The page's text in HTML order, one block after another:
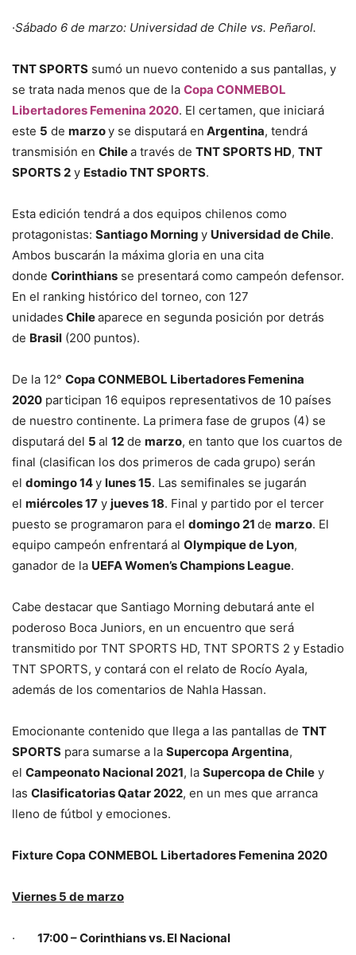
·Sábado 6 de marzo: Universidad de Chile vs. Peñarol.
TNT SPORTS sumó un nuevo contenido a sus pantallas, y
se trata nada menos que de la Copa CONMEBOL
Libertadores Femenina 2020. El certamen, que iniciará
este 5 de marzoy se disputará en Argentina, tendrá
transmisión en Chilea través de TNT SPORTS HD, TNT
SPORTS 2 y Estadio TNT SPORTS.
Esta edición tendrá a dos equipos chilenos como
protagonistas: Santiago Morning y Universidad de Chile.
Ambos buscarán la máxima gloria en una cita
donde Corinthians se presentará como campeón defensor.
En el ranking histórico del torneo, con 127
unidades Chileaparece en segunda posición por detrás
de Brasil (200 puntos).
De la 12° Copa CONMEBOL Libertadores Femenina
2020 participan 16 equipos representativos de 10 países
de nuestro continente. La primera fase de grupos (4) se
disputará del 5 al 12 de marzo, en tanto que los cuartos de
final (clasifican los dos primeros de cada grupo) serán
el domingo 14y lunes 15. Las semifinales se jugarán
el miércoles 17 y jueves 18. Final y partido por el tercer
puesto se programaron para el domingo 21 de marzo. El
equipo campeón enfrentará al Olympique de Lyon,
ganador de la UEFA Women’s Champions League.
Cabe destacar que Santiago Morning debutará ante el
poderoso Boca Juniors, en un encuentro que será
transmitido por TNT SPORTS HD, TNT SPORTS 2 y Estadio
TNT SPORTS, y contará con el relato de Rocío Ayala,
además de los comentarios de Nahla Hassan.
Emocionante contenido que llega a las pantallas de TNT
SPORTS para sumarse a la Supercopa Argentina,
el Campeonato Nacional 2021, la Supercopa de Chile y
las Clasificatorias Qatar 2022, en un mes que arranca
lleno de fútbol y emociones.
Fixture Copa CONMEBOL Libertadores Femenina 2020
Viernes 5 de marzo
· 17:00 – Corinthians vs. El Nacional